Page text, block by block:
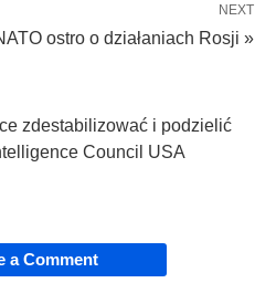
NEXT
ostro o działaniach Rosji »
zdestabilizować i podzielić
Council USA
a Comment